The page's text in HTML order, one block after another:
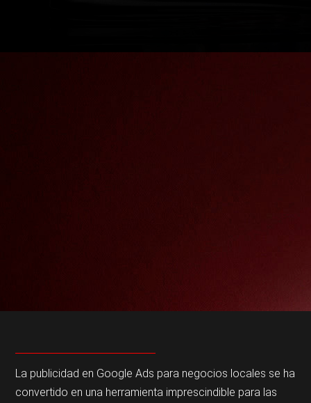
La publicidad en Google Ads para negocios locales se ha
convertido en una herramienta imprescindible para las